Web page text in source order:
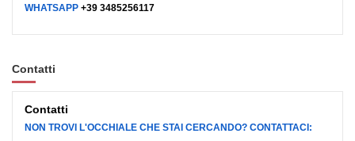
WHATSAPP +39 3485256117
Contatti
Contatti
NON TROVI L'OCCHIALE CHE STAI CERCANDO? CONTATTACI: